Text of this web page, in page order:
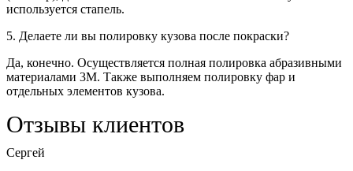
используется стапель.
5. Делаете ли вы полировку кузова после покраски?
Да, конечно. Осуществляется полная полировка абразивными
материалами 3М. Также выполняем полировку фар и
отдельных элементов кузова.
Отзывы клиентов
Сергей